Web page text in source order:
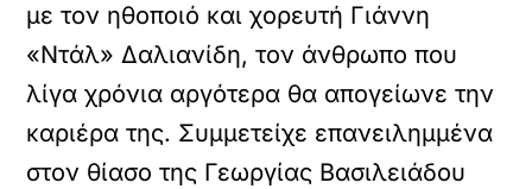
με τον ηθοποιό και χορευτή Γιάννη
«Ντάλ» Δαλιανίδη, τον άνθρωπο που
λίγα χρόνια αργότερα θα απογείωνε την
καριέρα της. Συμμετείχε επανειλημμένα
στον θίασο της Γεωργίας Βασιλειάδου